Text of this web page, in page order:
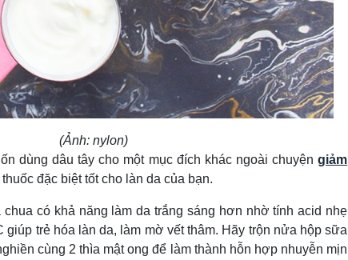
(Ảnh: nylon)
dùng dâu tây cho một mục đích khác ngoài chuyệngiảm
đặc biệt tốt cho làn da của bạn.
có khả năng làm da trắng sáng hơn nhờ tính acid nhẹ
giúp trẻ hóa làn da, làm mờ vết thâm. Hãy trộn nửa hộp sữa
cùng 2 thìa mật ong để làm thành hỗn hợp nhuyễn mịn